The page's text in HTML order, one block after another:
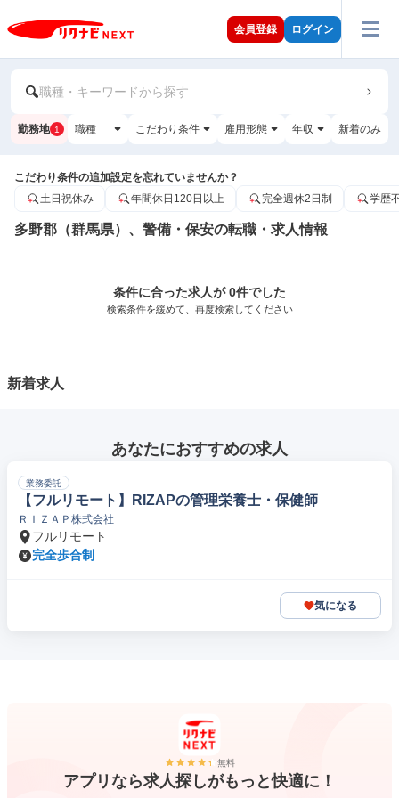
会員登録 ログイン
職種・キーワードから探す
勤務地 1 職種 こだわり条件 雇用形態 年収 新着のみ
こだわり条件の追加設定を忘れていませんか？
土日祝休み
年間休日120日以上 完全週休2日制 学歴
多野郡（群馬県）、警備・保安の転職・求人情報
条件に合った求人が 0件でした
検索条件を緩めて、再度検索してください
新着求人
あなたにおすすめの求人
業務委託
【フルリモート】RIZAPの管理栄養士・保健師
ＲＩＺＡＰ株式会社
フルリモート
完全歩合制
気になる
無料
アプリなら求人探しがもっと快適に！